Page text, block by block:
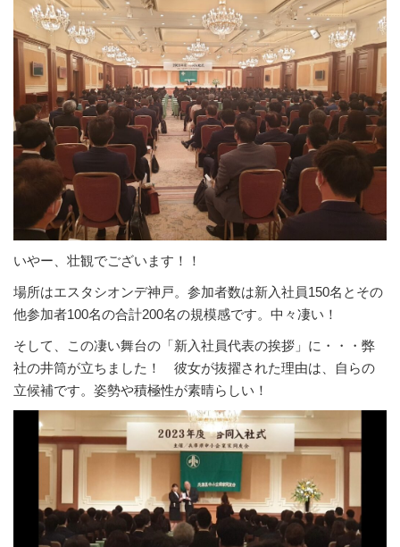
いやー、壮観でございます！！
場所はエスタシオンデ神戸。参加者数は新入社員150名とその
他参加者100名の合計200名の規模感です。中々凄い！
そして、この凄い舞台の「新入社員代表の挨拶」に・・・弊
社の井筒が立ちました！ 彼女が抜擢された理由は、自らの
立候補です。姿勢や積極性が素晴らしい！